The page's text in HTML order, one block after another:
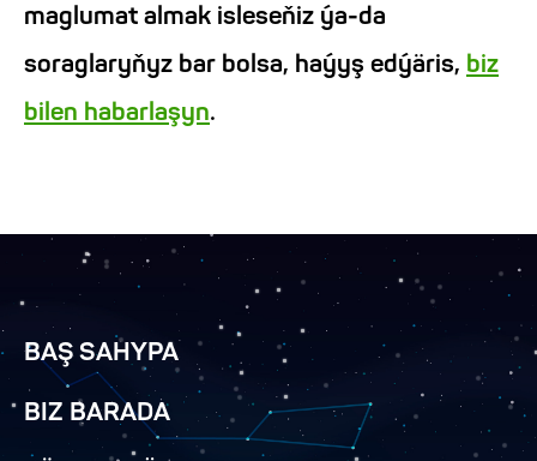
maglumat almak isleseňiz ýa-da
soraglaryňyz bar bolsa, haýyş edýäris, biz
bilen habarlaşyn.
BAŞ SAHYPA
BIZ BARADA